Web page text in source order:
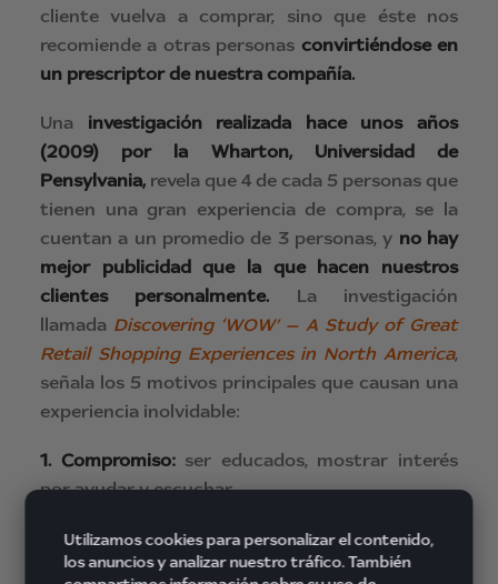
cliente vuelva a comprar, sino que éste nos
recomiende a otras personas convirtiéndose en
un prescriptor de nuestra compañía.
Una investigación realizada hace unos años
(2009) por la Wharton, Universidad de
Pensylvania, revela que 4 de cada 5 personas que
tienen una gran experiencia de compra, se la
cuentan a un promedio de 3 personas, y no hay
mejor publicidad que la que hacen nuestros
clientes personalmente. La investigación
llamada Discovering ‘WOW’ — A Study of Great
Retail Shopping Experiences in North America,
señala los 5 motivos principales que causan una
experiencia inolvidable:
1. Compromiso:ser educados, mostrar interés
por ayudar y escuchar.
2. Un desempeño excelente: explicar con
paciencia y asesorar, conocer bien el producto,
Utilizamos cookies para personalizar el contenido,
los anuncios y analizar nuestro tráfico. También